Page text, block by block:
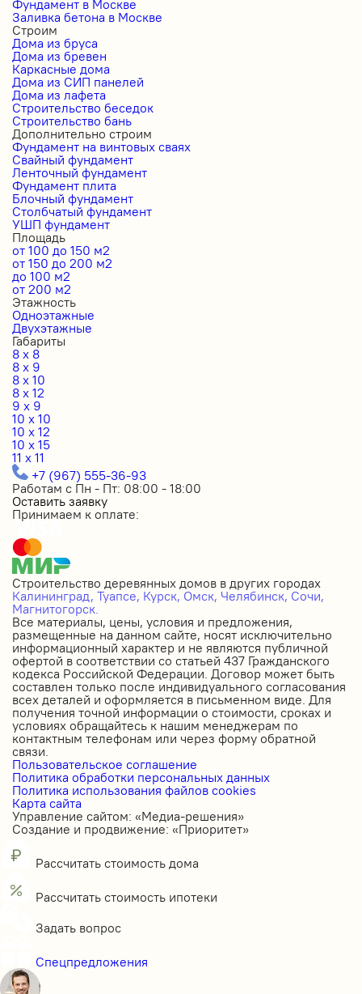
Фундамент в Москве
Заливка бетона в Москве
Строим
Дома из бруса
Дома из бревен
Каркасные дома
Дома из СИП панелей
Дома из лафета
Строительство беседок
Строительство бань
Дополнительно строим
Фундамент на винтовых сваях
Свайный фундамент
Ленточный фундамент
Фундамент плита
Блочный фундамент
Столбчатый фундамент
УШП фундамент
Площадь
от 100 до 150 м2
от 150 до 200 м2
до 100 м2
от 200 м2
Этажность
Одноэтажные
Двухэтажные
Габариты
8 x 8
8 x 9
8 x 10
8 x 12
9 x 9
10 x 10
10 x 12
10 x 15
11 x 11
+7 (967) 555-36-93
Работам с Пн - Пт: 08:00 - 18:00
Оставить заявку
Принимаем к оплате:
Строительство деревянных домов в других городах
Калининград, Туапсе, Курск, Омск, Челябинск, Сочи,
Магнитогорск.
Все материалы, цены, условия и предложения,
размещенные на данном сайте, носят исключительно
информационный характер и не являются публичной
офертой в соответствии со статьей 437 Гражданского
кодекса Российской Федерации. Договор может быть
составлен только после индивидуального согласования
всех деталей и оформляется в письменном виде. Для
получения точной информации о стоимости, сроках и
условиях обращайтесь к нашим менеджерам по
контактным телефонам или через форму обратной
связи.
Пользовательское соглашение
Политика обработки персональных данных
Политика использования файлов cookies
Карта сайта
Управление сайтом: «Медиа-решения»
Создание и продвижение: «Приоритет»
Рассчитать стоимость дома
Рассчитать стоимость ипотеки
Задать вопрос
Спецпредложения